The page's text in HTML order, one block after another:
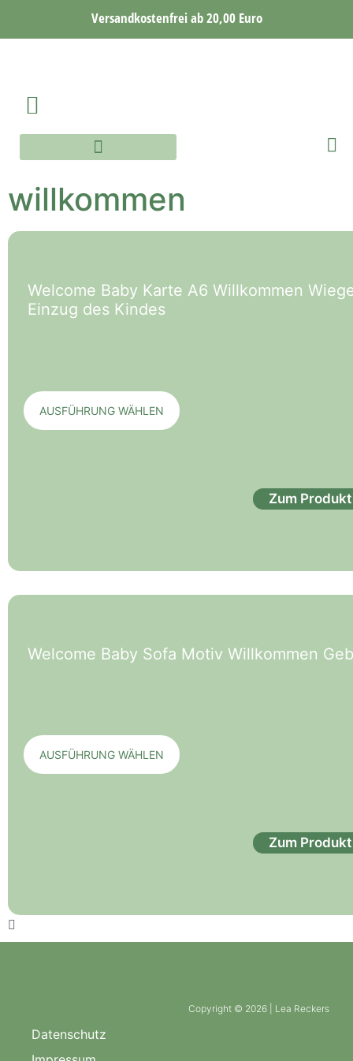
Versandkostenfrei ab 20,00 Euro
willkommen
Welcome Baby Karte A6 Willkommen
Einzug des Kindes
AUSFÜHRUNG WÄHLEN
Zum Produkt
Welcome Baby Sofa Motiv Willkommen
AUSFÜHRUNG WÄHLEN
Zum Produkt
Copyright © 2026 | Lea Reckers
Datenschutz